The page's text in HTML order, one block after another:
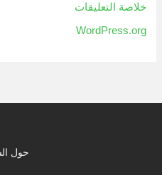
خلاصة التعليقات
WordPress.org
حول